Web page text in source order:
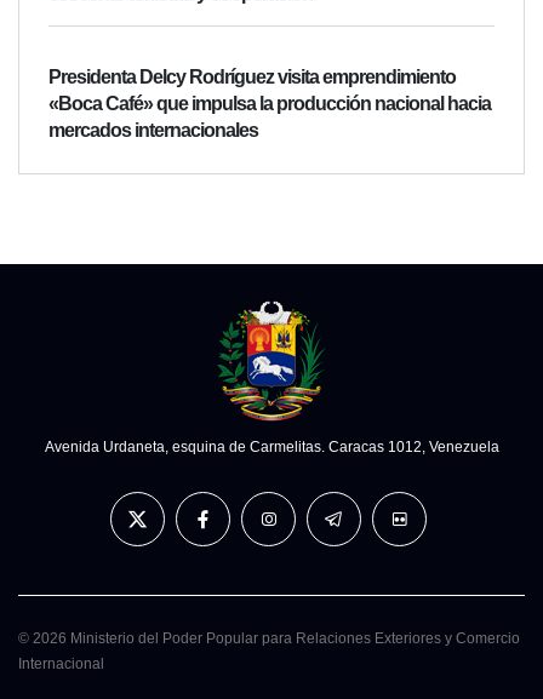
Presidenta Delcy Rodríguez visita emprendimiento
«Boca Café» que impulsa la producción nacional hacia
mercados internacionales
Avenida Urdaneta, esquina de Carmelitas. Caracas 1012, Venezuela
© 2026 Ministerio del Poder Popular para Relaciones Exteriores y Comercio
Internacional